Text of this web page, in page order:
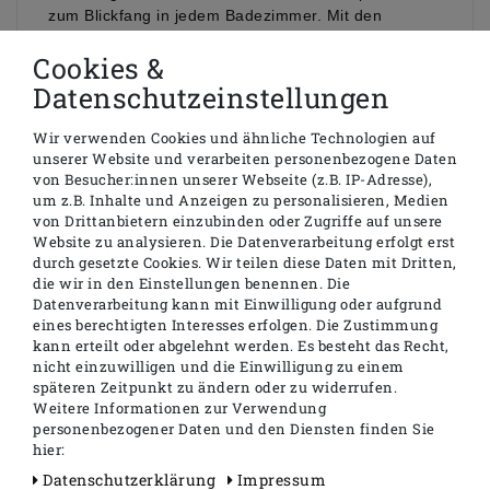
zum Blickfang in jedem Badezimmer. Mit den
mm passt der HSK LAVIDA Badheizkörper in jedes
Raumkonzept und verleiht Ihrem Badezimmer eine
einzigartige Atmosphäre. Die schlicht gestalteten
Rippen erinnern an die entspannende Atmosphäre
einer Sauna und sorgen für ein Hauch von Wellness
und Urlaubsstimmung in Ihrem Bad.
Mit seiner erstklassigen Heiztechnik schafft der HSK
LAVIDA Badheizkörper eine angenehme Wärme, die
zum Verweilen einlädt.
Vertrauen Sie auf HSK und gönnen Sie sich den
Komfort, den Sie verdienen!
Um den reinen Elektrobetrieb für Ihren
Heizkörper zu ermöglichen, können Sie
einenHeizstabmit entsprechender Watt-Leistung
(gemäß der Technischen Daten) bestellen.
Zusätzlich empfehlen wir den Kauf einer HSK
Cookies &
Datenschutzeinstellungen
Wir verwenden Cookies und ähnliche Technologien auf
unserer Website und verarbeiten personenbezogene Daten
von Besucher:innen unserer Webseite (z.B. IP-Adresse),
um z.B. Inhalte und Anzeigen zu personalisieren, Medien
von Drittanbietern einzubinden oder Zugriffe auf unsere
Website zu analysieren. Die Datenverarbeitung erfolgt erst
durch gesetzte Cookies. Wir teilen diese Daten mit Dritten,
die wir in den Einstellungen benennen. Die
Datenverarbeitung kann mit Einwilligung oder aufgrund
eines berechtigten Interesses erfolgen. Die Zustimmung
kann erteilt oder abgelehnt werden. Es besteht das Recht,
nicht einzuwilligen und die Einwilligung zu einem
späteren Zeitpunkt zu ändern oder zu widerrufen.
Weitere Informationen zur Verwendung
personenbezogener Daten und den Diensten finden Sie
hier:
Daten­schutz­erklärung Impressum